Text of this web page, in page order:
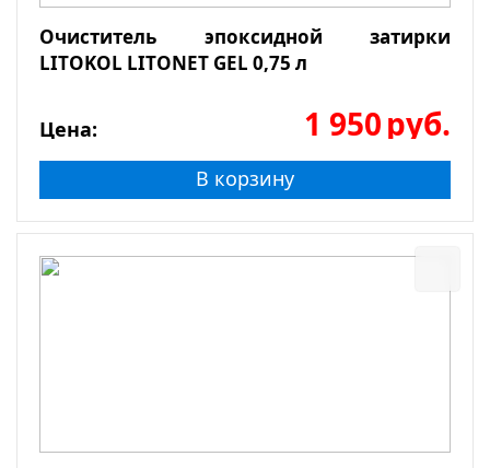
Очиститель эпоксидной затирки
LITOKOL LITONET GEL 0,75 л
Цена: 1 950руб.
В корзину